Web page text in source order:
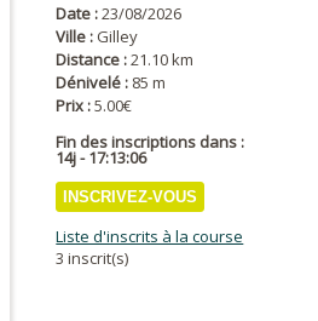
Date :23/08/2026
Ville : Gilley
Distance :21.10 km
Dénivelé : 85 m
Prix :5.00€
Fin des inscriptions dans :
14j - 17:13:05
INSCRIVEZ-VOUS
Liste d'inscrits à la course
3 inscrit(s)